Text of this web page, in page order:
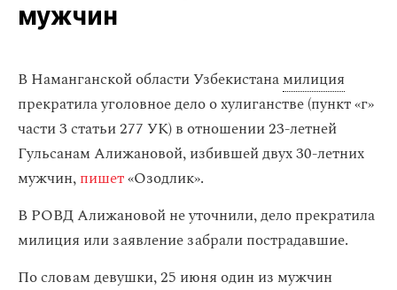
мужчин
В Наманганской области Узбекистанамилиция
прекратила уголовное дело о хулиганстве (пункт «г»
части 3 статьи 277 УК) в отношении 23-летней
Гульсанам Алижановой, избившей двух 30-летних
мужчин,пишет«Озодлик».
В РОВД Алижановой не уточнили, дело прекратила
милиция или заявление забрали пострадавшие.
По словам девушки, 25 июня один из мужчин